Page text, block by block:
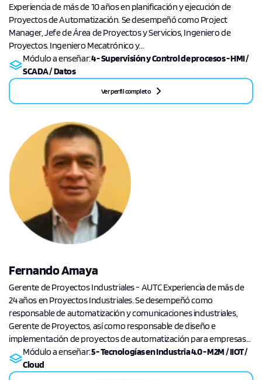
Experiencia de más de 10 años en planificación y ejecución de
Proyectos de Automatización. Se desempeñó como Project
Manager, Jefe de Área de Proyectos y Servicios, Ingeniero de
Proyectos. Ingeniero Mecatrónico y...
Módulo a enseñar:4 - Supervisión y Control de procesos - HMI /
SCADA / Datos
Ver perfil completo
Fernando Amaya
Gerente de Proyectos Industriales - AUTC Experiencia de más de
24 años en Proyectos Industriales. Se desempeñó como
responsable de automatización y comunicaciones industriales,
Gerente de Proyectos, así como responsable de diseño e
implementación de proyectos de automatización para empresas...
Módulo a enseñar:5 - Tecnologías en Industria 4.0 - M2M / IIOT /
Cloud